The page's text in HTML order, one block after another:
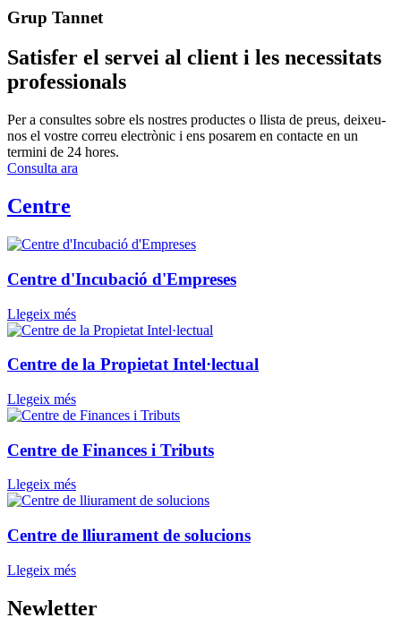
Grup Tannet
Satisfer el servei al client i les necessitats
professionals
Per a consultes sobre els nostres productes o llista de preus, deixeu-
nos el vostre correu electrònic i ens posarem en contacte en un
termini de 24 hores.
Consulta ara
Centre
Centre d'Incubació d'Empreses
Llegeix més
Centre de la Propietat Intel·lectual
Llegeix més
Centre de Finances i Tributs
Llegeix més
Centre de lliurament de solucions
Llegeix més
Newletter